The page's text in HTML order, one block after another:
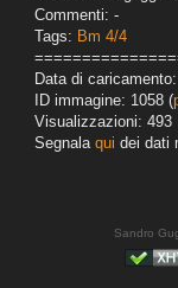
Commenti: -
Tags: Bm 4/4
Data di
ID immagine: 1058 (
Visualizzazioni: 493
Segnala qui dei dati
Sandro